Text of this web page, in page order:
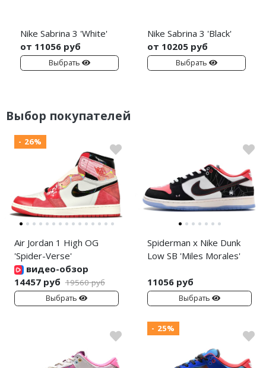
Nike Sabrina 3 'White'
от 11056 руб
Выбрать
Nike Sabrina 3 'Black'
от 10205 руб
Выбрать
Выбор покупателей
- 26%
Air Jordan 1 High OG
'Spider-Verse'
видео-обзор
14457 руб 19560 руб
Выбрать
Spiderman x Nike Dunk
Low SB 'Miles Morales'
11056 руб
Выбрать
- 25%